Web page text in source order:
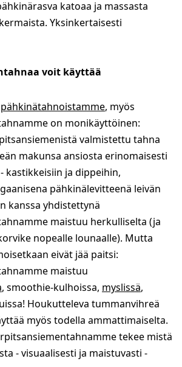
katoaa ja massasta
Yksinkertaisesti
voit käyttää
pähkinätahnoistamme, myös
on monikäyttöinen:
valmistettu tahna
makunsa ansiosta erinomaisesti
kastikkeisiin ja dippeihin,
pähkinälevitteenä leivän
kanssa yhdistettynä
maistuu herkulliselta (ja
nopealle lounaalle). Mutta
eivät jää paitsi:
maistuu
, smoothie-kulhoissa, myslissä,
Houkutteleva tummanvihreä
myös todella ammattimaiselta.
tekee mistä
- visuaalisesti ja maistuvasti -